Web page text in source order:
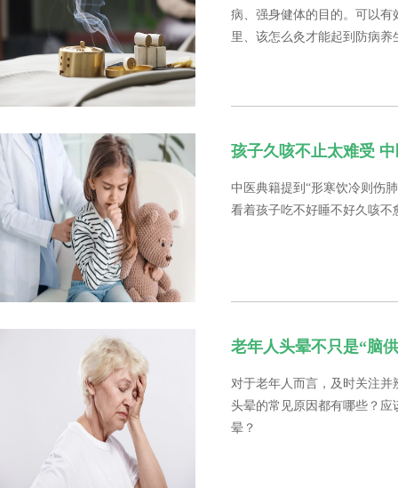
病、强身健体的目的。可以
里、该怎么灸才能起到防病养
孩子久咳不止太难受
中医典籍提到“形寒饮冷则伤
看着孩子吃不好睡不好久咳
老年人头晕不只是“脑
对于老年人而言，及时关注
头晕的常见原因都有哪些？
晕？